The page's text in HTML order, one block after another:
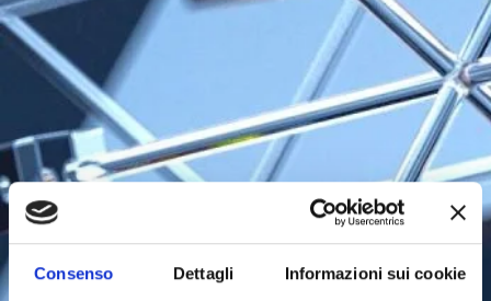
Consenso Dettagli Informazioni sui cookie